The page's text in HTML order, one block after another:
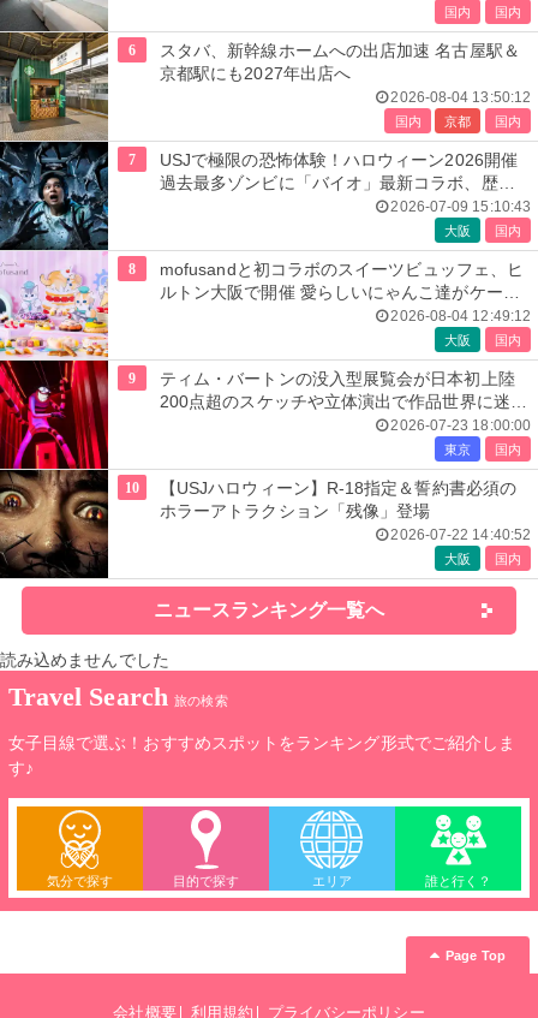
国内 国内
6
スタバ、新幹線ホームへの出店加速 名古屋駅＆
京都駅にも2027年出店へ
2026-08-04 13:50:12
国内 京都 国内
7
USJで極限の恐怖体験！ハロウィーン2026開催
過去最多ゾンビに「バイオ」最新コラボ、歴代
2026-07-09 15:10:43
大阪 国内
8
mofusandと初コラボのスイーツビュッフェ、ヒ
ルトン大阪で開催 愛らしいにゃんこ達がケーキ
2026-08-04 12:49:12
大阪 国内
9
ティム・バートンの没入型展覧会が日本初上陸
200点超のスケッチや立体演出で作品世界に迷い
2026-07-23 18:00:00
東京 国内
10
【USJハロウィーン】R-18指定＆誓約書必須の
ホラーアトラクション「残像」登場
2026-07-22 14:40:52
大阪 国内
ニュースランキング一覧へ
読み込めませんでした
Travel Search 旅の検索
女子目線で選ぶ！おすすめスポットをランキング形式でご紹介しま
す♪
気分で探す 目的で探す エリア 誰と行く？
Page Top
会社概要 利用規約 プライバシーポリシー